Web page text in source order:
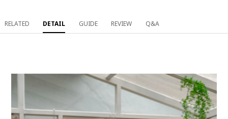
RELATED DETAIL GUIDE REVIEW Q&A